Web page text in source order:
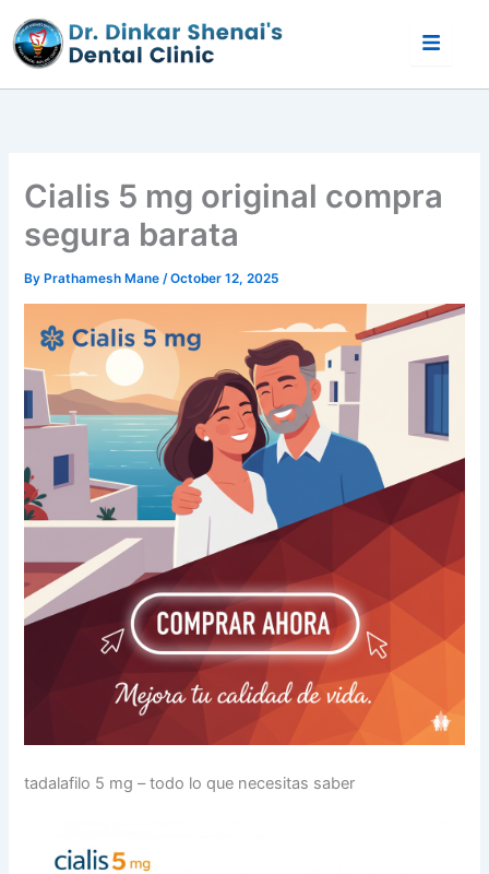
to
content
Cialis 5 mg original compra
segura barata
ByPrathamesh Mane/October 12, 2025
tadalafilo 5 mg – todo lo que necesitas saber